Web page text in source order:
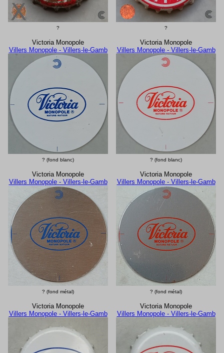
? ?
Victoria Monopole
Villers Monopole - Villers-le-Gamb
? (fond blanc)
Victoria Monopole
Villers Monopole - Villers-le-Gamb
? (fond blanc)
Victoria Monopole
Villers Monopole - Villers-le-Gamb
? (fond métal)
Victoria Monopole
Villers Monopole - Villers-le-Gamb
? (fond métal)
Victoria Monopole
Villers Monopole - Villers-le-Gamb
Victoria Monopole
Villers Monopole - Villers-le-Gamb